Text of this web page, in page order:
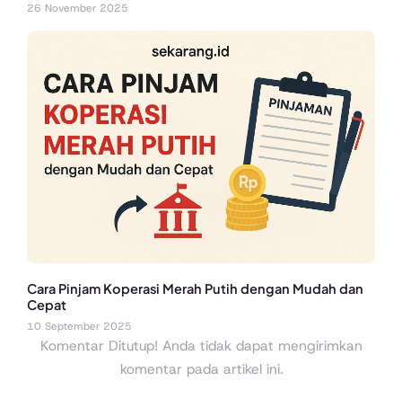
26 November 2025
Cara Pinjam Koperasi Merah Putih dengan Mudah dan
Cepat
10 September 2025
Komentar Ditutup! Anda tidak dapat mengirimkan
komentar pada artikel ini.